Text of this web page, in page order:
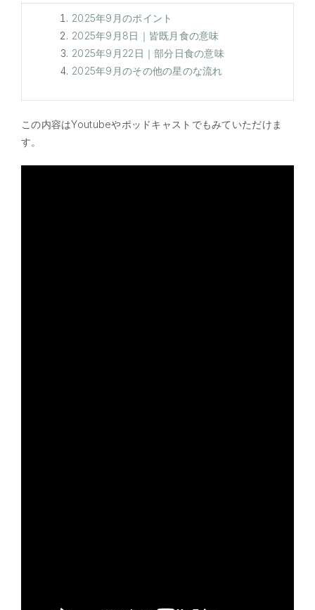
2025年9月のポイント
2025年9月8日｜皆既月食の意味
2025年9月22日｜部分日食の意味
2025年9月のその他の星のな流れ
この内容はYoutubeやポッドキャストでもみていただけま
す。